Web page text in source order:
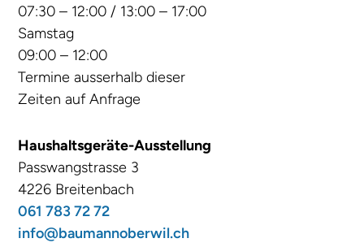
07:30 – 12:00 / 13:00 – 17:00
Samstag
09:00 – 12:00
Termine ausserhalb dieser
Zeiten auf Anfrage
Haushaltsgeräte-Ausstellung
Passwangstrasse 3
4226 Breitenbach
061 783 72 72
info@baumannoberwil.ch